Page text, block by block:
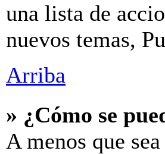
una lista de
nuevos temas,
Arriba
» ¿Cómo se
A menos que